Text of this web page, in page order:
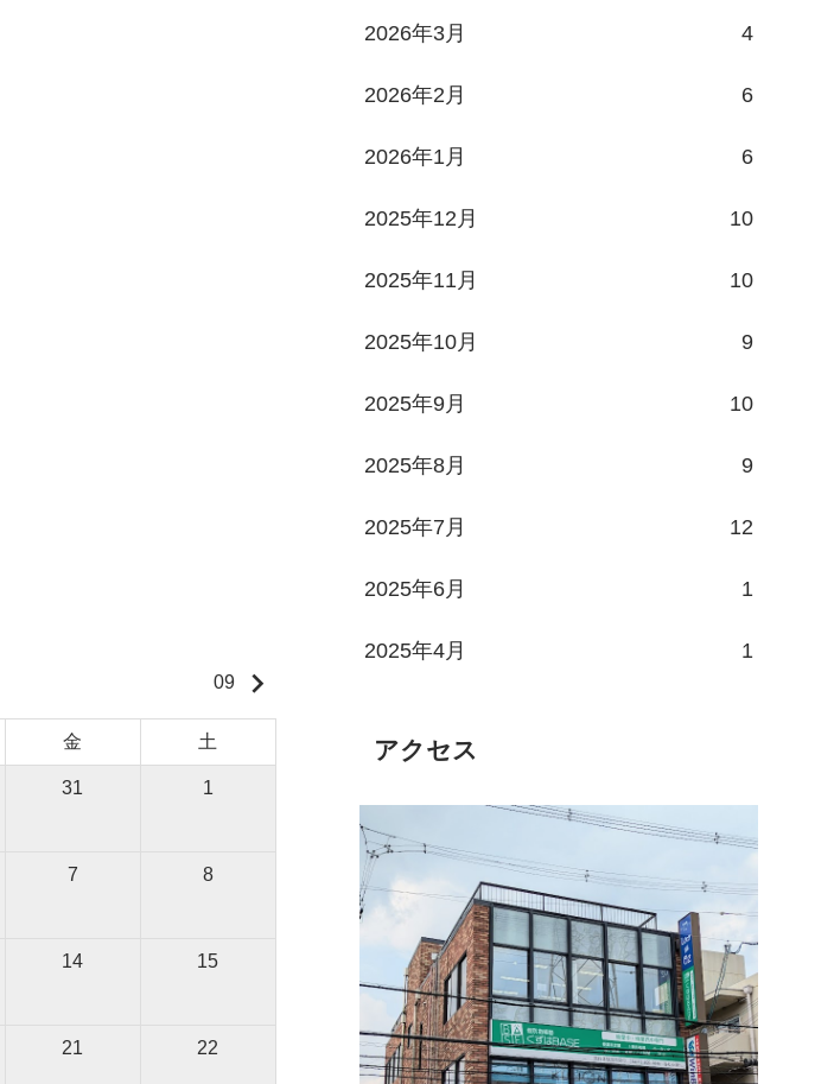
09 keyboard_arrow_right
金 土
31 1
7 8
14 15
21 22
2026年3月 4
2026年2月 6
2026年1月 6
2025年12月 10
2025年11月 10
2025年10月 9
2025年9月 10
2025年8月 9
2025年7月 12
2025年6月 1
2025年4月 1
アクセス